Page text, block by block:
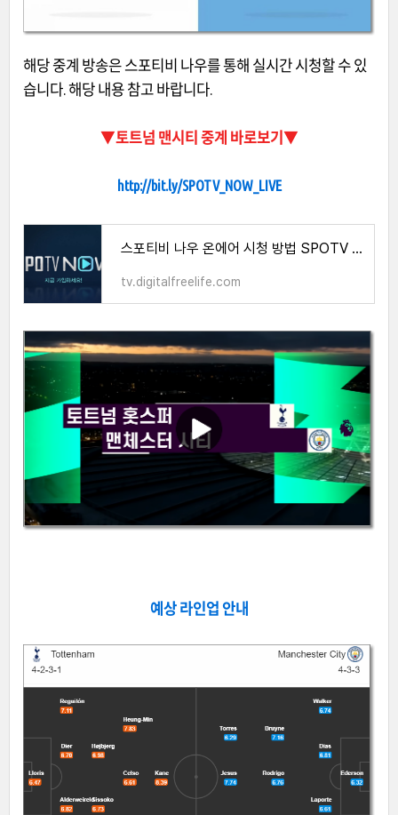
해당 중계 방송은 스포티비 나우를 통해 실시간 시청할 수 있
습니다. 해당 내용 참고 바랍니다.
▼토트넘 맨시티 중계 바로보기 ▼
http://bit.ly/SPOTV_NOW_LIVE
스포티비 나우 온에어 시청 방법 SPOTV NOW 무료 보기 채널번호 안내
tv.digitalfreelife.com
예상 라인업 안내